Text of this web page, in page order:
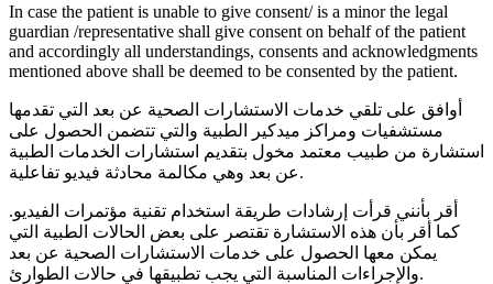
In case the patient is unable to give consent/ is a minor the legal
guardian /representative shall give consent on behalf of the patient
and accordingly all understandings, consents and acknowledgments
mentioned above shall be deemed to be consented by the patient.
أوافق على تلقي خدمات الاستشارات الصحية عن بعد التي تقدمها
مستشفيات ومراكز ميدكير الطبية والتي تتضمن الحصول على
استشارة من طبيب معتمد مخول بتقديم استشارات الخدمات الطبية
عن بعد وهي مكالمة محادثة فيديو تفاعلية.
أقر بأنني قرأت إرشادات طريقة استخدام تقنية مؤتمرات الفيديو.
كما أقر بأن هذه الاستشارة تقتصر على بعض الحالات الطبية التي
يمكن معها الحصول على خدمات الاستشارات الصحية عن بعد
والإجراءات المناسبة التي يجب تطبيقها في حالات الطوارئ.